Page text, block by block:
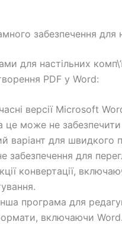
забезпечення для
для настільних
PDF у Word:
версії Microsoft
це може не
варіант для швидкого
забезпечення для
конвертації,
програма для
включаючи Word.